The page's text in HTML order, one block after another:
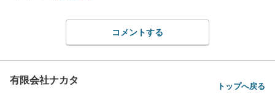
コメントする
有限会社ナカタ トップへ戻る